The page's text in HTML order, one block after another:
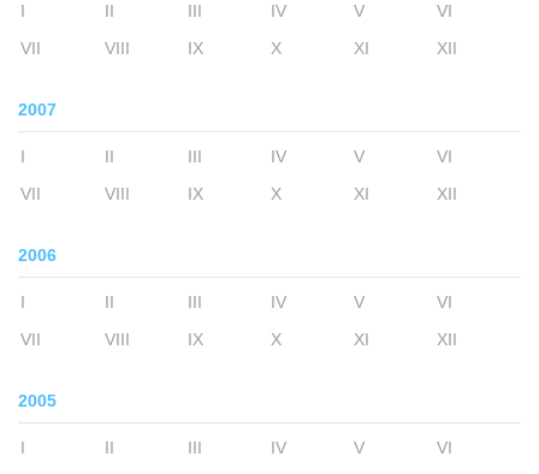
I II III IV V
VI
VII
VIII IX X XI XII
2007
I II III IV V
VI
VII
VIII IX X XI XII
2006
I II III IV V
VI
VII
VIII IX X XI XII
2005
I II III IV V
VI